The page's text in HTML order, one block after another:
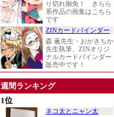
り切れ御免！ きらら
系作品の画集はこちら
です
ZINカードバインダー
森 薫先生・おがきちか
先生執筆、ZINオリジ
ナルカードバインダー
販売中です！
週間ランキング
1位
ネコ太とニャン太